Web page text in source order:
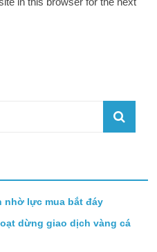
nhờ lực mua bắt đáy
dừng giao dịch vàng cá